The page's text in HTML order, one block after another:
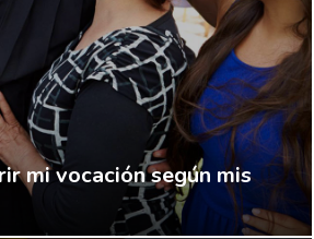
mi vocación según mis